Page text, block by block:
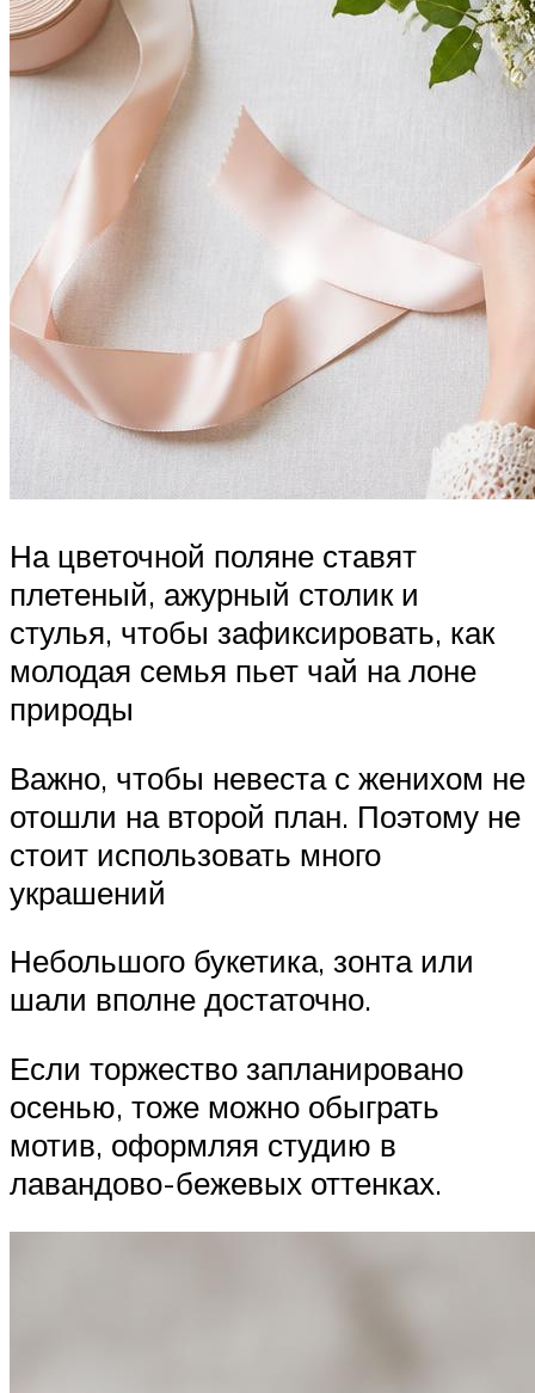
На цветочной поляне ставят
плетеный, ажурный столик и
стулья, чтобы зафиксировать, как
молодая семья пьет чай на лоне
природы
Важно, чтобы невеста с женихом не
отошли на второй план. Поэтому не
стоит использовать много
украшений
Небольшого букетика, зонта или
шали вполне достаточно.
Если торжество запланировано
осенью, тоже можно обыграть
мотив, оформляя студию в
лавандово-бежевых оттенках.